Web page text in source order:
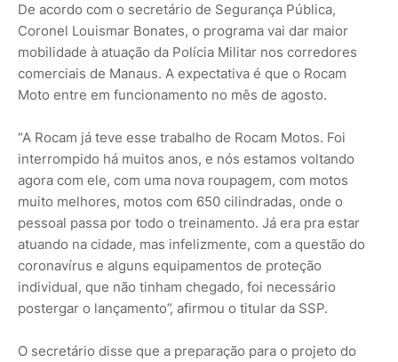
De acordo com o secretário de Segurança Pública,
Coronel Louismar Bonates, o programa vai dar maior
mobilidade à atuação da Polícia Militar nos corredores
comerciais de Manaus. A expectativa é que o Rocam
Moto entre em funcionamento no mês de agosto.
“A Rocam já teve esse trabalho de Rocam Motos. Foi
interrompido há muitos anos, e nós estamos voltando
agora com ele, com uma nova roupagem, com motos
muito melhores, motos com 650 cilindradas, onde o
pessoal passa por todo o treinamento. Já era pra estar
atuando na cidade, mas infelizmente, com a questão do
coronavírus e alguns equipamentos de proteção
individual, que não tinham chegado, foi necessário
postergar o lançamento”, afirmou o titular da SSP.
O secretário disse que a preparação para o projeto do